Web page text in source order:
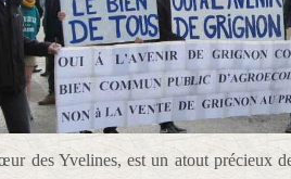
des Yvelines, est un atout précieux